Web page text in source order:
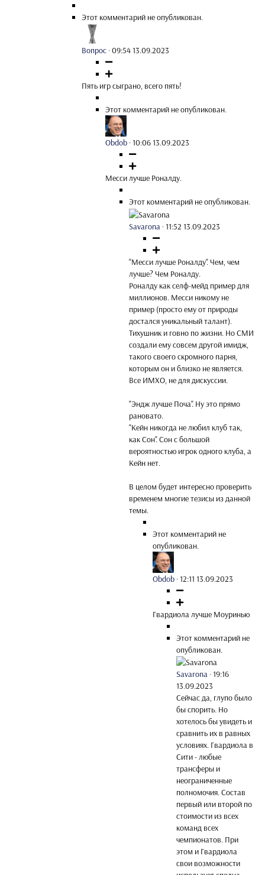
Этот комментарий не опубликован.
Вопрос ·09:54 13.09.2023
Пять игр сыграно, всего пять!
Этот комментарий не опубликован.
Obdob ·10:06 13.09.2023
Месси лучше Роналду.
Этот комментарий не опубликован.
Savarona ·11:52 13.09.2023
"Месси лучше Роналду". Чем, чем
лучше? Чем Роналду.
Роналду как селф-мейд пример для
миллионов. Месси никому не
пример (просто ему от природы
достался уникальный талант).
Тихушник и говно по жизни. Но СМИ
создали ему совсем другой имидж,
такого своего скромного парня,
которым он и близко не является.
Все ИМХО, не для дискуссии.
"Эндж лучше Поча". Ну это прямо
рановато.
"Кейн никогда не любил клуб так,
как Сон". Сон с большой
вероятностью игрок одного клуба, а
Кейн нет.
В целом будет интересно проверить
временем многие тезисы из данной
темы.
Этот комментарий не
опубликован.
Obdob ·12:11 13.09.2023
Гвардиола лучше Моуринью
Этот комментарий не
опубликован.
Savarona ·19:16
13.09.2023
Сейчас да, глупо было
бы спорить. Но
хотелось бы увидеть и
сравнить их в равных
условиях. Гвардиола в
Сити - любые
трансферы и
неограниченные
полномочия. Состав
первый или второй по
стоимости из всех
команд всех
чемпионатов. При
этом и Гвардиола
свои возможности